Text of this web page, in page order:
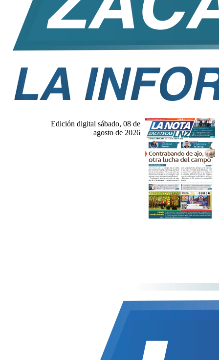
Edición digital sábado, 08 de
agosto de 2026